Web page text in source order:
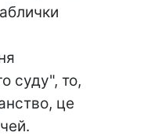
суду", то,
це